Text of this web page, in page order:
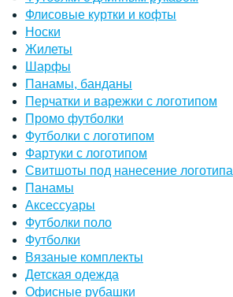
Флисовые куртки и кофты
Носки
Жилеты
Шарфы
Панамы, банданы
Перчатки и варежки с логотипом
Промо футболки
Футболки с логотипом
Фартуки с логотипом
Свитшоты под нанесение логотипа
Панамы
Аксессуары
Футболки поло
Футболки
Вязаные комплекты
Детская одежда
Офисные рубашки